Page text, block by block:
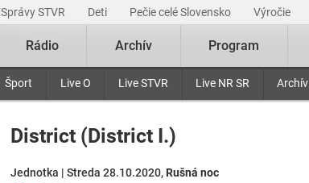
Správy STVR Deti Pečie celé Slovensko Výročie
Šport Live O Live STVR Live NR SR Archív
Rádio Archív Program
District (District I.)
Jednotka | Streda 28.10.2020, Rušná noc